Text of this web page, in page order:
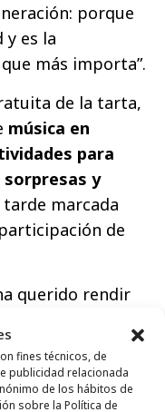
fines técnicos, de
publicidad relacionada
de los hábitos de
sobre la Política de
porque
y es la
más importa”.
de la tarta,
música en
para
y
tarde marcada
de
querido rendir
un referente
aniversario que
de historia,